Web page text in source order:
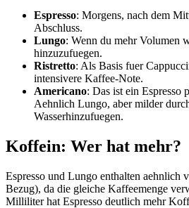
Espresso: Morgens, nach dem
Abschluss.
Lungo: Wenn du mehr Volumen
hinzuzufuegen.
Ristretto: Als Basis fuer
intensivere Kaffee-Note.
Americano: Das ist ein Espresso
Aehnlich Lungo, aber milder
Wasserhinzufuegen.
Koffein: Wer hat mehr?
Espresso und Lungo enthalten
Bezug), da die gleiche Kaffeemenge
Milliliter hat Espresso deutlich mehr